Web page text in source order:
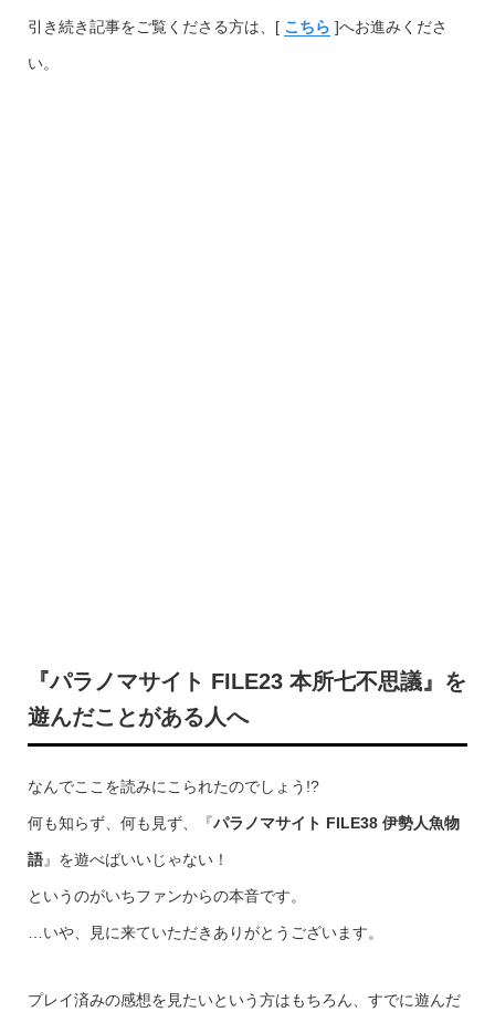
引き続き記事をご覧くださる方は、[ こちら ]へお進みくださ
い。
『パラノマサイト FILE23 本所七不思議』を
遊んだことがある人へ
なんでここを読みにこられたのでしょう!?
何も知らず、何も見ず、『パラノマサイト FILE38 伊勢人魚物
語』を遊べばいいじゃない！
というのがいちファンからの本音です。
…いや、見に来ていただきありがとうございます。
プレイ済みの感想を見たいという方はもちろん、すでに遊んだ